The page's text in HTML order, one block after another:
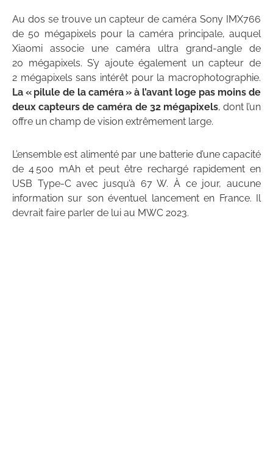
Au dos se trouve un capteur de caméra Sony IMX766
de 50 mégapixels pour la caméra principale, auquel
Xiaomi associe une caméra ultra grand-angle de
20 mégapixels. S’y ajoute également un capteur de
2 mégapixels sans intérêt pour la macrophotographie.
La « pilule de la caméra » à l’avant loge pas moins de
deux capteurs de caméra de 32 mégapixels, dont l’un
offre un champ de vision extrêmement large.
L’ensemble est alimenté par une batterie d’une capacité
de 4 500 mAh et peut être rechargé rapidement en
USB Type-C avec jusqu’à 67 W. À ce jour, aucune
information sur son éventuel lancement en France. Il
devrait faire parler de lui au MWC 2023.